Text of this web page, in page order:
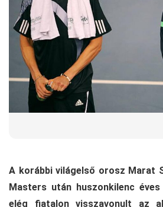
A korábbi világelső orosz Marat
Masters után huszonkilenc
elég fiatalon visszavonult az